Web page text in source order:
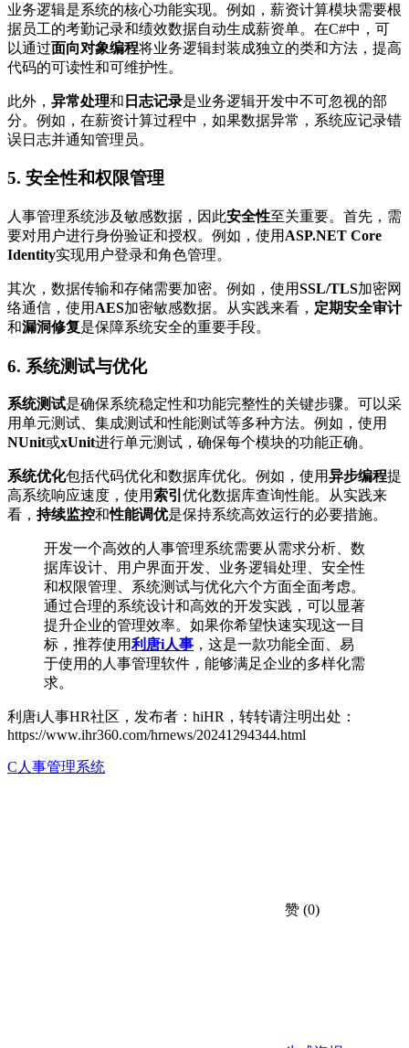
业务逻辑是系统的核心功能实现。例如，薪资计算模块需要根
据员工的考勤记录和绩效数据自动生成薪资单。在C#中，可
以通过面向对象编程将业务逻辑封装成独立的类和方法，提高
代码的可读性和可维护性。
此外， 异常处理和 日志记录是业务逻辑开发中不可忽视的部
分。例如，在薪资计算过程中，如果数据异常，系统应记录错
误日志并通知管理员。
5. 安全性和权限管理
人事管理系统涉及敏感数据，因此安全性至关重要。首先，需
要对用户进行身份验证和授权。例如，使用 ASP.NET Core
Identity实现用户登录和角色管理。
其次，数据传输和存储需要加密。例如，使用SSL/TLS加密网
络通信，使用 AES加密敏感数据。从实践来看， 定期安全审计
和漏洞修复是保障系统安全的重要手段。
6. 系统测试与优化
系统测试是确保系统稳定性和功能完整性的关键步骤。可以采
用单元测试、集成测试和性能测试等多种方法。例如，使用
NUnit或xUnit进行单元测试，确保每个模块的功能正确。
系统优化包括代码优化和数据库优化。例如，使用异步编程提
高系统响应速度，使用索引 优化数据库查询性能。从实践来
看， 持续监控和性能调优是保持系统高效运行的必要措施。
开发一个高效的人事管理系统需要从需求分析、数
据库设计、用户界面开发、业务逻辑处理、安全性
和权限管理、系统测试与优化六个方面全面考虑。
通过合理的系统设计和高效的开发实践，可以显著
提升企业的管理效率。如果你希望快速实现这一目
标，推荐使用利唐i人事 ，这是一款功能全面、易
于使用的人事管理软件，能够满足企业的多样化需
求。
利唐i人事HR社区，发布者：hiHR，转转请注明出处：
https://www.ihr360.com/hrnews/20241294344.html
C人事管理系统
赞 (0)